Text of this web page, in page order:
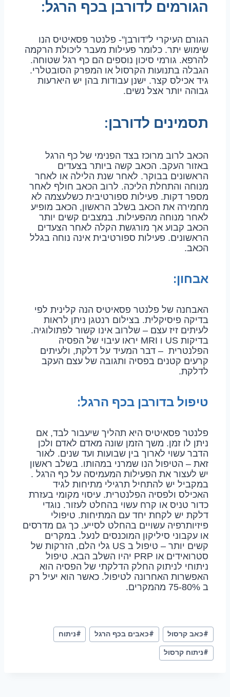
הגורמים לדורבן בכף הרגל:
הגורם העיקרי ל"דורבן"- פלנטר פסאיטיס הנו
שימוש יתר. כלומר פעילות מעבר ליכולת הרקמה
להרפא. גורמי סיכון נוספים הם כף רגל שטוחה.
הגבלה בתנועות הקרסול או המפרק הסובטלרי.
גיד אכילס קצר. ישנן עבודות בהן יש היארעות
גבוהה יותר אצל נשים.
תסמינים לדורבן:
הכאב לרוב מרוכז בצד הפנימי של כף הרגל
באזור העקב. הכאב קשה ביותר בצעדים
הראשונים בבוקר. לאחר שנת הלילה או לאחר
מנוחה והתחלת הליכה. לרוב הכאב חולף לאחר
מספר דקות. פעילות ספורטיבית כשלעצמה לא
מחמירה את הכאב בשלב הראשון, הכאב מופיע
לאחר מנוחה מהפעילות. במצבים קשים יותר
הכאב קבוע אך מורגשת הקלה לאחר הצעדים
הראשונים. פעילות ספורטיבית אינה נוחה בגלל
הכאב.
אבחון:
האבחנה של פלנטר פסאיטיס הנה קלינית לפי
בדיקה פיסיקלית. בצילום רנטגן ניתן לראות
לעיתים זיז עצם – שלרוב אינו קשור לפתולוגיה.
בדיקות US ו MRI יראו עיבוי של הפסיה
הפלנטרית – דבר המעיד על דלקת, ולעיתים
קרעים קטנים בפסיה ותגובה של עצם העקב
לדלקת.
טיפול בדורבן בכף הרגל:
פלנטר פסאיטיס היא תהליך שיעבור לבד, אם
ניתן לו זמן. משך הזמן שונה מאדם לאדם ולכן
הדבר עשוי לארוך בין שבועות ועד שנים. לאור
זאת – הטיפול הנו שמרני במהותו. בשלב ראשון
יש לעצור את הפעילות המעמיסה על כף הרגל .
במקביל יש להתחיל תרגילי מתיחות לגיד
האכילס ולפסיה הפלנטרית. עיסוי מקומי בעזרת
כדור טניס או קרח עשוי בהחלט לעזור. נוגדי
דלקת יש לקחת יחד עם המתיחות. טיפולי
פיזיותרפיה עשויים בהחלט לסייע. כך גם מדרסים
או עקבוני סיליקון המוכנסים לנעל. במקרים
קשים יותר – טיפול ב US גלי הלם, הזרקות של
סטרואידים או PRP יהיו השלב הבא. טיפול
ניתוחי לניתוק החלק הדלקתי של הפסיה הוא
האפשרות האחרונה לטיפול. כאשר הוא יעיל רק
ב 75-80% מהמקרים.
#כאב קרסול #כאבים בכף הרגל #ניתוח
#ניתוח קרסול